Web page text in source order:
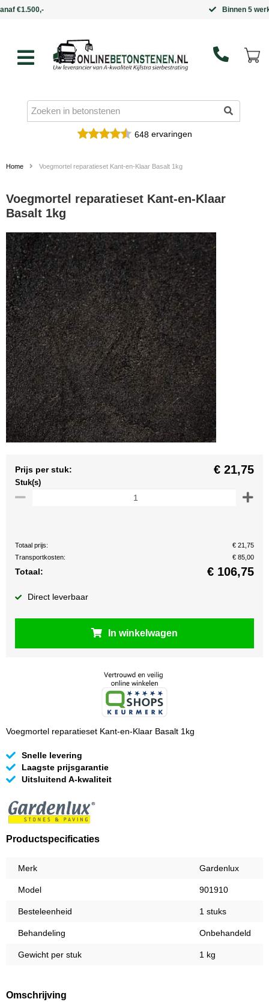
648ervaringen
Home Voegmortel reparatieset Kant-en-Klaar Basalt 1kg
Voegmortel reparatieset Kant-en-Klaar
Basalt 1kg
Prijs per stuk: € 21,75
Stuk(s)
Totaal prijs:
€ 21,75
Transportkosten:
€ 85,00
Totaal: € 106,75
Direct leverbaar
In winkelwagen
Voegmortel reparatieset Kant-en-Klaar Basalt 1kg
Snelle levering
Laagste prijsgarantie
Uitsluitend A-kwaliteit
Productspecificaties
Merk Gardenlux
Model 901910
Besteleenheid 1 stuks
Behandeling Onbehandeld
Gewicht per stuk 1 kg
Omschrijving